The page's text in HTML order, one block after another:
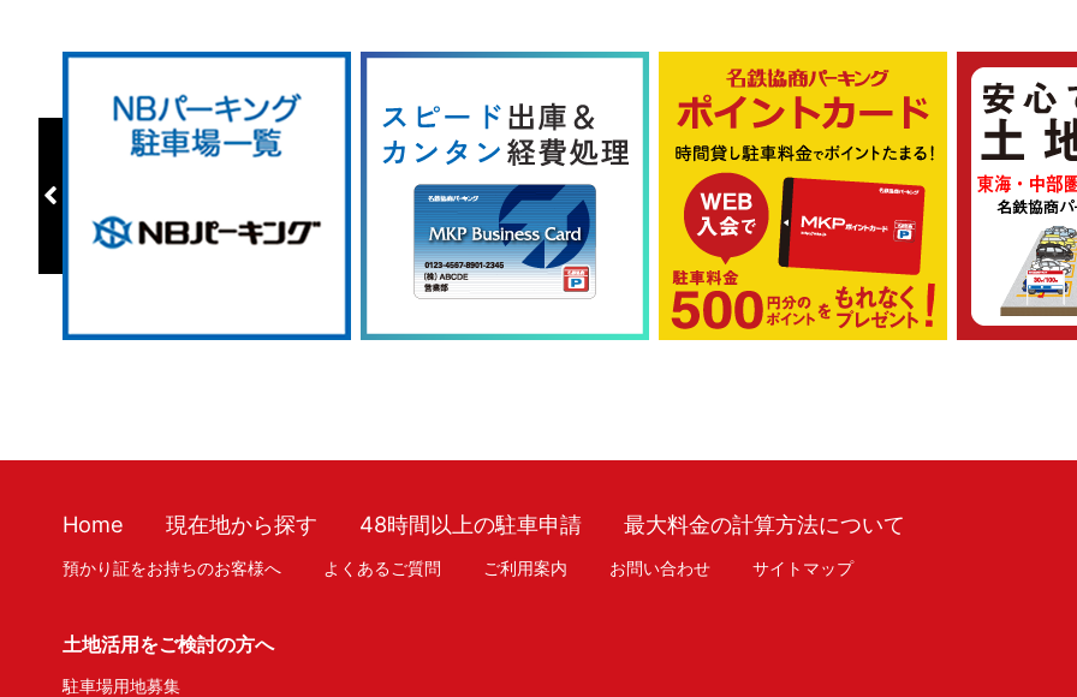
Home 現在地から探す 48時間以上の駐車申請 最大料金の計算方法について
預かり証をお持ちのお客様へ よくあるご質問 ご利用案内 お問い合わせ サイトマップ
土地活用をご検討の方へ
駐車場用地募集